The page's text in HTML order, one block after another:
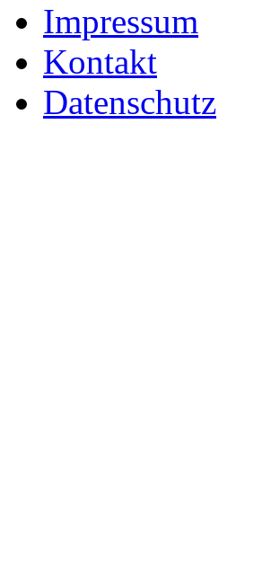
Impressum
Kontakt
Datenschutz